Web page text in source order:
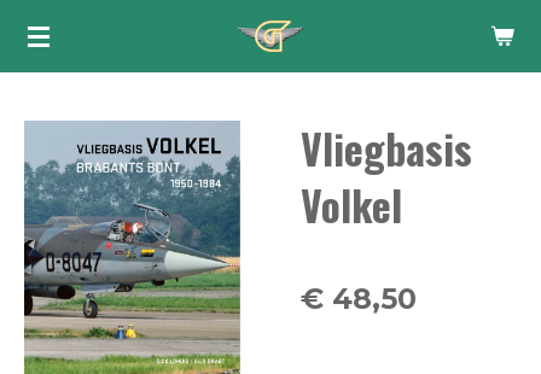
Ga
hoofdinhoud
Vliegbasis
Volkel
€ 48,50